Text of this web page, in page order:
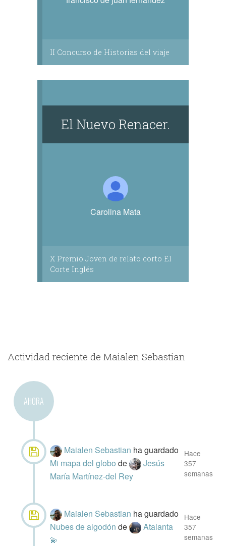
II Concurso de Historias del viaje
El Nuevo Renacer.
Carolina Mata
X Premio Joven de relato corto El
Corte Inglés
Actividad reciente de Maialen Sebastian
AHORA
Maialen Sebastian ha guardado
Mi mapa del globode
Jesús
María Martínez-del Rey
Hace
357
semanas
Maialen Sebastian ha guardado
Nubes de algodónde
Atalanta
💫
Hace
357
semanas